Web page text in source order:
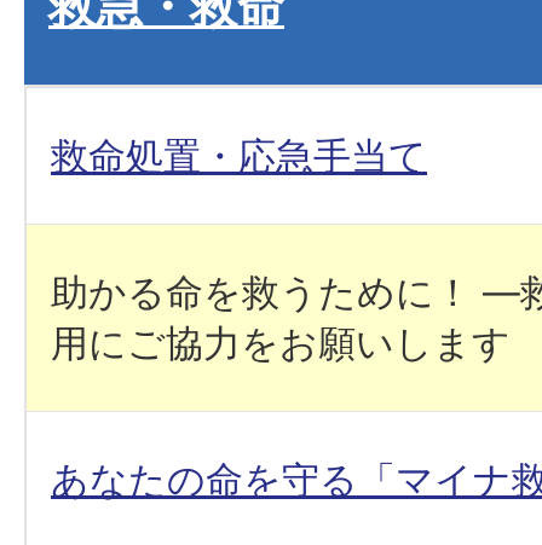
救命処置・応急手当て
助かる命を救うために！ ―
用にご協力をお願いします
あなたの命を守る「マイナ